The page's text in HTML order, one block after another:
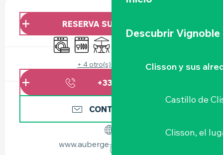
Descubrir Vignoble
Clisson y sus
Castillo de
Clisson, el
HORARIOS Y DATOS DE CONTACTO
RESERVA SU ALOJAMIENTO
LavadoraLavavajillas
Terraza Se aceptan animales
Sábanas y ropa
+ 4 otro(s) servicio(s)
+336773115
CONTÁCTENOS
www.auberge-la-gaillotiere.fr